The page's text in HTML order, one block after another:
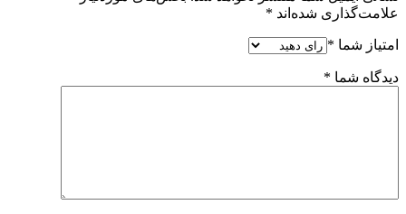
علامت‌گذاری شده‌اند *
امتیاز شما *
دیدگاه شما *